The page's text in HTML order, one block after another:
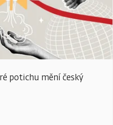
potichu mění český